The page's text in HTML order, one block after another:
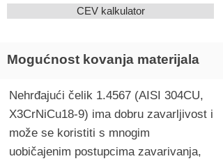
CEV kalkulator
Mogućnost kovanja materijala
Nehrđajući čelik 1.4567 (AISI 304CU,
X3CrNiCu18-9) ima dobru zavarljivost i
može se koristiti s mnogim
uobičajenim postupcima zavarivanja,